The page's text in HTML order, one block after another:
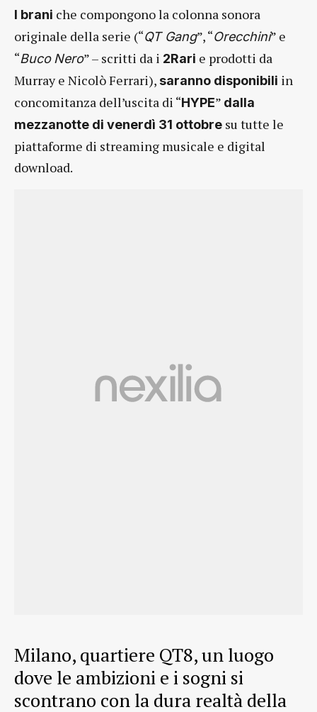
I brani che compongono la colonna sonora
originale della serie (“QT Gang”, “Orecchini” e
“Buco Nero” – scritti da i 2Rari e prodotti da
Murray e Nicolò Ferrari),saranno disponibili in
concomitanza dell’uscita di “HYPE” dalla
mezzanotte di venerdì 31 ottobre su tutte le
piattaforme di streaming musicale e digital
download.
Milano, quartiere QT8, un luogo
dove le ambizioni e i sogni si
scontrano con la dura realtà della